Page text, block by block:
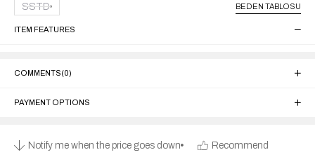
SSTD BEDEN TABLOSU
ITEM FEATURES
COMMENTS(0)
PAYMENT OPTIONS
Notify me when the price goes down Recommend